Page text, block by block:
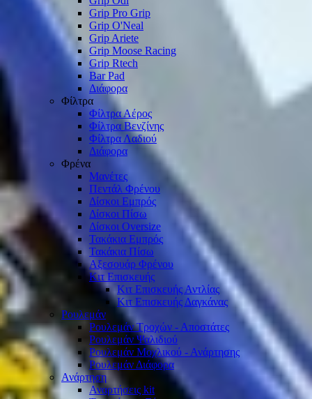
Grip Pro Grip
Grip O'Neal
Grip Ariete
Grip Moose Racing
Grip Rtech
Bar Pad
Διάφορα
Φίλτρα
Φίλτρα Αέρος
Φίλτρα Βενζίνης
Φίλτρα Λαδιού
Διάφορα
Φρένα
Μανέτες
Πεντάλ Φρένου
Δίσκοι Εμπρός
Δίσκοι Πίσω
Δίσκοι Oversize
Τακάκια Εμπρός
Τακάκια Πίσω
Αξεσουάρ Φρένου
Κιτ Επισκευής
Κιτ Επισκευής Αντλίας
Κιτ Επισκευής Δαγκάνας
Ρουλεμάν
Ρουλεμάν Τροχών - Αποστάτες
Ρουλεμάν Ψαλιδιού
Ρουλεμάν Μοχλικού - Ανάρτησης
Ρουλεμάν Διάφορα
Ανάρτηση
Αναρτήσεις kit